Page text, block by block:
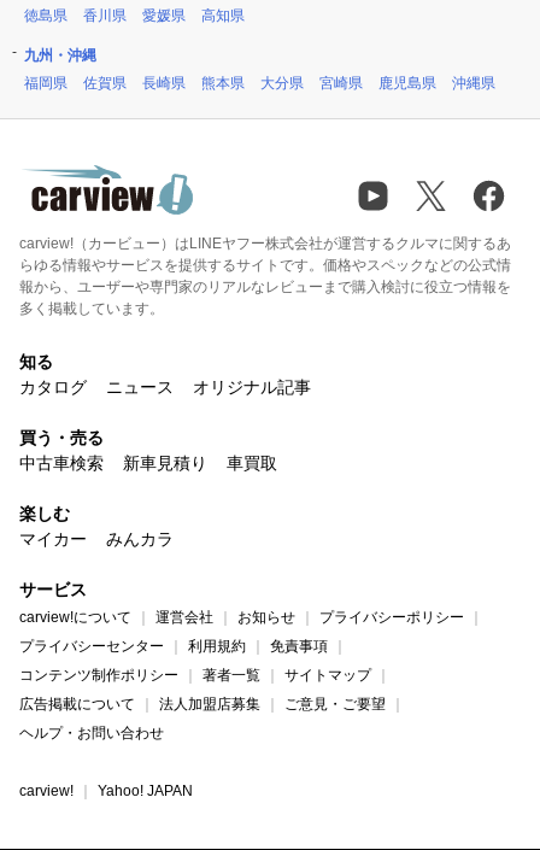
徳島県
香川県 愛媛県 高知県
九州・沖縄
福岡県
佐賀県 長崎県 熊本県 大分県 宮崎県 鹿児島県 沖縄県
carview!（カービュー）はLINEヤフー株式会社が運営するクルマに関するあ
らゆる情報やサービスを提供するサイトです。価格やスペックなどの公式情
報から、ユーザーや専門家のリアルなレビューまで購入検討に役立つ情報を
多く掲載しています。
知る
カタログ
ニュース オリジナル記事
買う・売る
中古車検索
新車見積り 車買取
楽しむ
マイカー
みんカラ
サービス
carview!について 運営会社 お知らせ
プライバシーポリシー
プライバシーセンター
利用規約
免責事項
コンテンツ制作ポリシー
著者一覧
サイトマップ
広告掲載について
法人加盟店募集
ご意見・ご要望
ヘルプ・お問い合わせ
carview! Yahoo! JAPAN